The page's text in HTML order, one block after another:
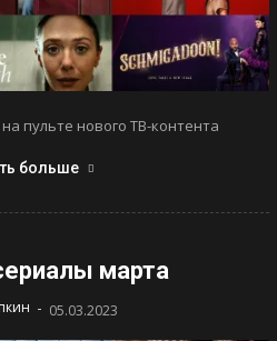
пульте нового ТВ-контента
больше
марта
- 05.03.2023